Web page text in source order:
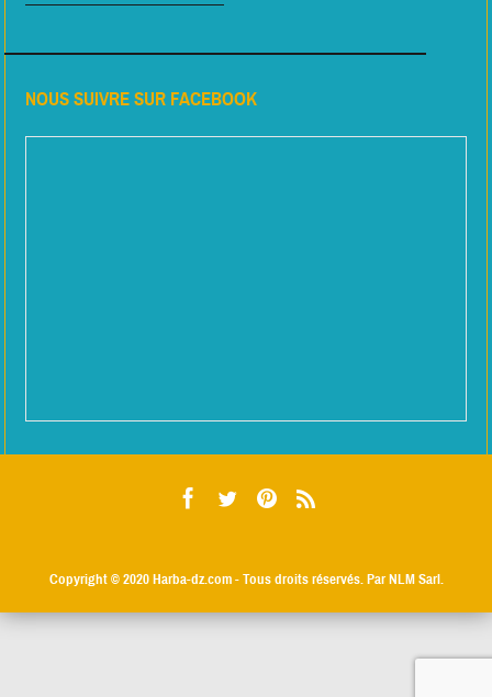
NOUS SUIVRE SUR FACEBOOK
Copyright © 2020Harba-dz.com- Tous droits réservés. Par NLM Sarl.